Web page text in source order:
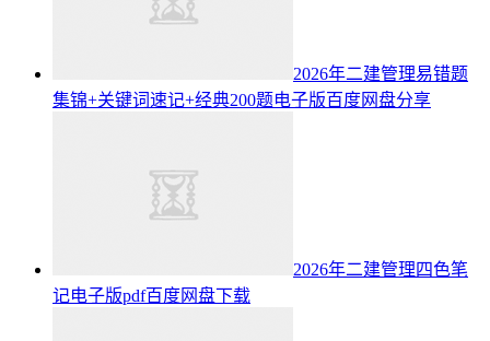
2026年二建管理易错题
集锦+关键词速记+经典200题电子版百度网盘分享
2026年二建管理四色笔
记电子版pdf百度网盘下载